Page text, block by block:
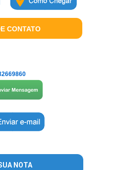
CONTATO
NOTA